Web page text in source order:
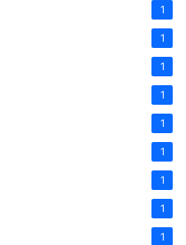
1
1
1
1
1
1
1
1
1